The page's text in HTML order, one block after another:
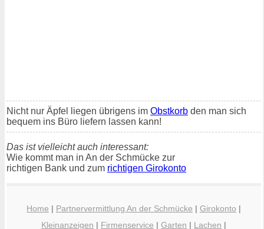
Nicht nur Äpfel liegen übrigens im Obstkorb den man sich
bequem ins Büro liefern lassen kann!
Das ist vielleicht auch interessant:
Wie kommt man in An der Schmücke zur
richtigen Bank und zum richtigen Girokonto
Home | Partnervermittlung An der Schmücke | Girokonto |
Kleinanzeigen | Firmenservice | Garten | Lachen |